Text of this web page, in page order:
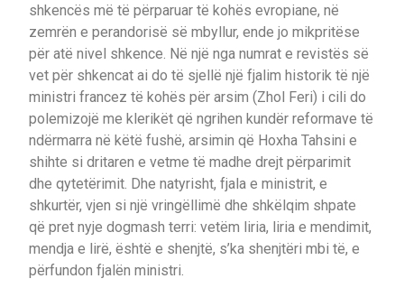
shkencës më të përparuar të kohës evropiane, në
zemrën e perandorisë së mbyllur, ende jo mikpritëse
për atë nivel shkence. Në një nga numrat e revistës së
vet për shkencat ai do të sjellë një fjalim historik të një
ministri francez të kohës për arsim (Zhol Feri) i cili do
polemizojë me klerikët që ngrihen kundër reformave të
ndërmarra në këtë fushë, arsimin që Hoxha Tahsini e
shihte si dritaren e vetme të madhe drejt përparimit
dhe qytetërimit. Dhe natyrisht, fjala e ministrit, e
shkurtër, vjen si një vringëllimë dhe shkëlqim shpate
që pret nyje dogmash terri: vetëm liria, liria e mendimit,
mendja e lirë, është e shenjtë, s’ka shenjtëri mbi të, e
përfundon fjalën ministri.